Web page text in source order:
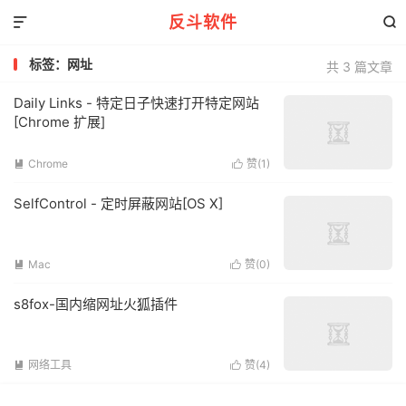
反斗软件 

共 3 篇文章
标签：网址
Daily Links - 特定日子快速打开特定网站
[Chrome 扩展]
 赞(1 )
 Chrome
SelfControl - 定时屏蔽网站[OS X]
 赞(0)
 Mac
s8fox-国内缩网址火狐插件
 赞(4)
 网络工具